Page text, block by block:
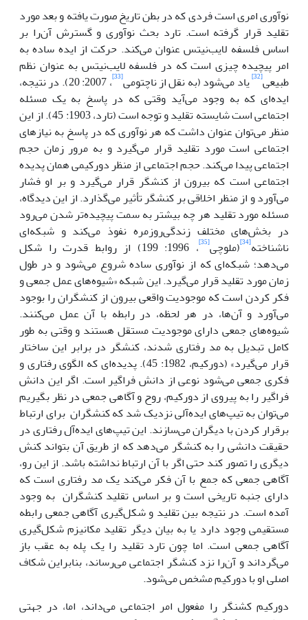
نوآوری امری است فردی که در بطن تاریخ صورت یافته و بعد مورد
تقلید قرار گرفته است. تارد بحث نوآوری و گسترش آن‌را بر
اساس فلسفه لایب‌نیتس عنوان می‌کند. حرکت از ایده ساده به
امر پیچیده چیزی است که در فلسفه لایب‌نیتس به عنوان نظم
طبیعی[32] یاد می‌شود (به نقل از ناچتومی[33]
، 2007: 20). در نتیجه،
ایده‌ای که به وجود می‌آید وقتی که در پاسخ به یک مسئله
اجتماعی است شایسته تقلید و توجه است (تارد، 1903: 45). از این
منظر می‌توان عنوان داشت که هر نوآوری که در پاسخ به نیازهای
اجتماعی است مورد تقلید قرار می‌گیرد و به مرور زمان حجم
اجتماعی پیدا می‌کند. حجم اجتماعی از منظر دورکیمی همان پدیده
اجتماعی است که بیرون از کنشگر قرار می‌گیرد و بر او فشار
می‌آورد و از منظر اخلاقی بر کنشگر تأثیر می‌گذارد. از این دیدگاه،
مسئله مورد تقلید هر چه بیشتر به سمت پیچیده‌تر شدن می‌رود
در بخش‌های مختلف زندگی‌روزمره نفوذ می‌کند و شبکه‌ای
ناشناخته[34] (ملوچی[35]
، 1996: 199) از روابط قدرت را شکل
می‌دهد؛ شبکه‌ای که از نوآوری ساده شروع‌ می‌شود و در طول
زمان مورد تقلید قرار می‌گیرد. این شبکه «شیوه‌های عمل جمعی و
فکر کردن است که موجودیت واقعی بیرون از کنشگران را بوجود
می‌آورد و آن‌ها، در هر لحظه، در رابطه با آن عمل می‌کنند.
شیوه‌های جمعی دارای موجودیت مستقل هستند و وقتی به طور
کامل تبدیل به مد رفتاری شدند، کنشگر در برابر این ساختار
قرار می‌گیرد» (دورکیم، 1982: 45). پدیده‌ای که الگوی رفتاری و
فکری جمعی می‌شود نوعی از دانش فراگیر است. اگر این دانش
فراگیر را به پیروی از دورکیم، روح و آگاهی جمعی در نظر بگیریم
می‌توان به تیپ‌های ایده‌آلی نزدیک شد که کنشگران برای ارتباط
برقرار کردن با دیگران می‌سازند. این تیپ‌های ایده‌آل رفتاری در
حقیقت دانشی را به کنشگر می‌دهد که از طریق آن بتواند کنش
دیگری را تصور کند حتی اگر با آن ارتباط نداشته باشد. از این رو،
آگاهی جمعی که جمع با آن فکر می‌کند یک مد رفتاری است که
دارای جنبه تاریخی است و بر اساس تقلید کنشگران به وجود
آمده است. در نتیجه بین تقلید و شکل‌گیری آگاهی جمعی رابطه
مستقیمی وجود دارد یا به بیان دیگر تقلید مکانیزم شکل‌گیری
آگاهی جمعی است. اما چون تارد تقلید را یک پله به عقب باز
می‌گرداند و آن‌را نزد کنشگر اجتماعی می‌رساند، بنابراین شکاف
اصلی او با دورکیم مشخص می‌شود.
دورکیم کشنگر را مفعول امر اجتماعی می‌داند، اما، در جهتی